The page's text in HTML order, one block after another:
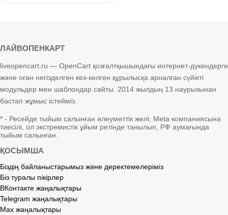
ЛАЙВОПЕНКАРТ
liveopencart.ru — OpenCart қозғалтқышындағы интернет-дүкендерге
және оған негізделген кез-келген құрылысқа арналған сүйікті
модульдер мен шаблондар сайты. 2014 жылдың 13 наурызынан
бастап жұмыс істейміз.
* - Ресейде тыйым салынған әлеуметтік желі; Meta компаниясына
тиесілі, ол экстремистік ұйым ретінде танылып, РФ аумағында
тыйым салынған.
ҚОСЫМША
Біздің байланыстарымыз және деректемелеріміз
Біз туралы пікірлер
ВКонтакте жаңалықтары
Telegram жаңалықтары
Max жаңалықтары